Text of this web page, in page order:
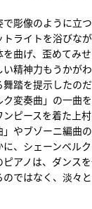
彫像のように立
ライトを浴びな
曲げ、歪めてみ
精神力もうかがわ
踏を提示したの
変奏曲」の一曲を
ピースを着た上
やブゾーニ編曲の
、シェーンベル
アノは、ダンス
ではなく、淡々